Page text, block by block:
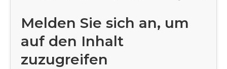
Melden Sie sich an, um
auf den Inhalt
zuzugreifen